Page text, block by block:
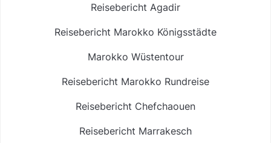
Reisebericht Agadir
Reisebericht Marokko Königsstädte
Marokko Wüstentour
Reisebericht Marokko Rundreise
Reisebericht Chefchaouen
Reisebericht Marrakesch